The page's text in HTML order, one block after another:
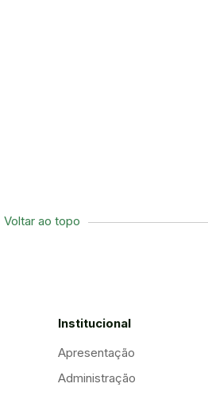
Voltar ao topo
Institucional
Apresentação
Administração